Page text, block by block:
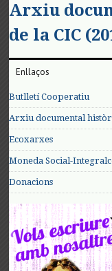
Arxiu
de la CIC
Enllaços
Butlletí Cooperatiu
Arxiu documental
Ecoxarxes
Moneda Social-
Donacions